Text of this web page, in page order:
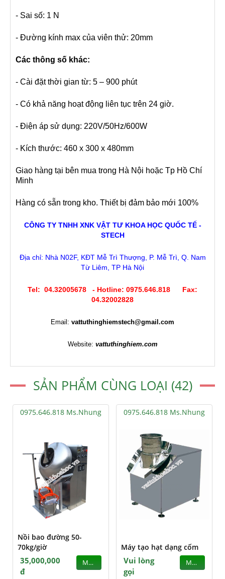
- Sai số: 1 N
- Đường kính max của viên thử: 20mm
Các thông số khác:
- Cài đặt thời gian từ: 5 – 900 phút
- Có khả năng hoạt động liên tục trên 24 giờ.
- Điện áp sử dụng: 220V/50Hz/600W
- Kích thước: 460 x 300 x 480mm
Giao hàng tại bên mua trong Hà Nội hoặc Tp Hồ Chí
Minh
Hàng có sẵn trong kho. Thiết bị đảm bảo mới 100%
CÔNG TY TNHH XNK VẬT TƯ KHOA HỌC QUỐC TẾ -
STECH
Địa chỉ: Nhà N02F, KĐT Mễ Trì Thượng, P. Mễ Trì, Q. Nam
Từ Liêm, TP Hà Nội
Tel: 04.32005678 - Hotline: 0975.646.818 Fax:
04.32002828
Email: vattuthinghiemstech@gmail.com
Website: vattuthinghiem.com
SẢN PHẨM CÙNG LOẠI (42)
0975.646.818 Ms.Nhung
Nồi bao đường 50-
70kg/giờ
35,000,000
đ
MUA
0975.646.818 Ms.Nhung
Máy tạo hạt dạng cốm
Vui lòng
gọi
MUA